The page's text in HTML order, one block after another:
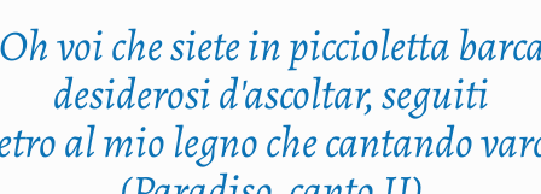
voi che siete in piccioletta
desiderosi d'ascoltar, seguiti
al mio legno che cantando